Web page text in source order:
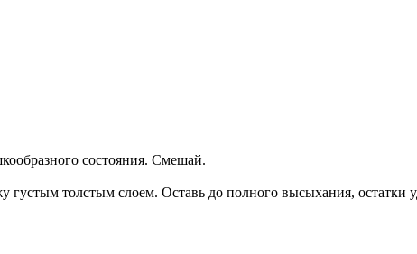
состояния. Смешай.
толстым слоем. Оставь до полного высыхания, остатки